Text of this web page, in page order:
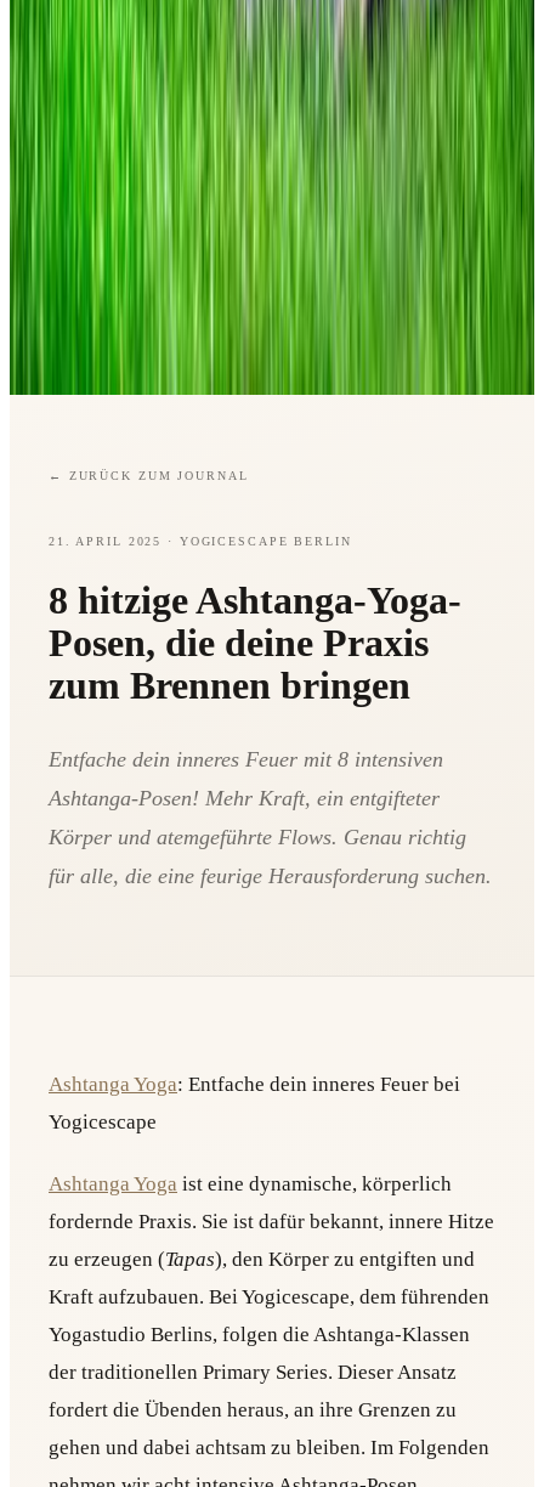
← ZURÜCK ZUM JOURNAL
21. APRIL 2025 · YOGICESCAPE BERLIN
8 hitzige Ashtanga-Yoga-
Posen, die deine Praxis
zum Brennen bringen
Entfache dein inneres Feuer mit 8 intensiven
Ashtanga-Posen! Mehr Kraft, ein entgifteter
Körper und atemgeführte Flows. Genau richtig
für alle, die eine feurige Herausforderung suchen.
Ashtanga Yoga: Entfache dein inneres Feuer bei
Yogicescape
Ashtanga Yoga ist eine dynamische, körperlich
fordernde Praxis. Sie ist dafür bekannt, innere Hitze
zu erzeugen (Tapas), den Körper zu entgiften und
Kraft aufzubauen. Bei Yogicescape, dem führenden
Yogastudio Berlins, folgen die Ashtanga-Klassen
der traditionellen Primary Series. Dieser Ansatz
fordert die Übenden heraus, an ihre Grenzen zu
gehen und dabei achtsam zu bleiben. Im Folgenden